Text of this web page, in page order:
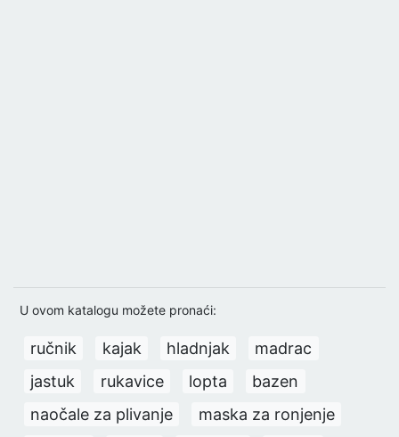
U ovom katalogu možete pronaći:
ručnik kajak hladnjak
madrac
jastuk
rukavice lopta
bazen
naočale za plivanje
maska za ronjenje